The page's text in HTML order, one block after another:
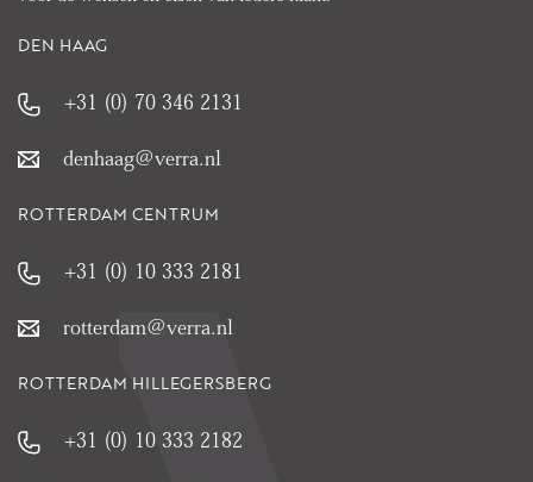
DEN HAAG
+31 (0) 70 346 2131
denhaag@verra.nl
ROTTERDAM CENTRUM
+31 (0) 10 333 2181
rotterdam@verra.nl
ROTTERDAM HILLEGERSBERG
+31 (0) 10 333 2182